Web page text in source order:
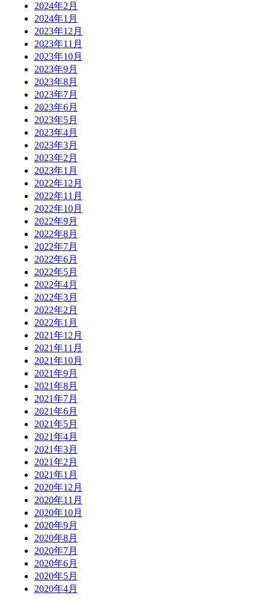
2024年2月
2024年1月
2023年12月
2023年11月
2023年10月
2023年9月
2023年8月
2023年7月
2023年6月
2023年5月
2023年4月
2023年3月
2023年2月
2023年1月
2022年12月
2022年11月
2022年10月
2022年9月
2022年8月
2022年7月
2022年6月
2022年5月
2022年4月
2022年3月
2022年2月
2022年1月
2021年12月
2021年11月
2021年10月
2021年9月
2021年8月
2021年7月
2021年6月
2021年5月
2021年4月
2021年3月
2021年2月
2021年1月
2020年12月
2020年11月
2020年10月
2020年9月
2020年8月
2020年7月
2020年6月
2020年5月
2020年4月